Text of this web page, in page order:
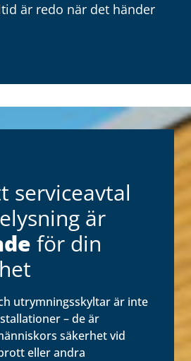
är redo när det händer
serviceavtal
är
för din
utrymningsskyltar är inte
– de är
säkerhet vid
eller andra